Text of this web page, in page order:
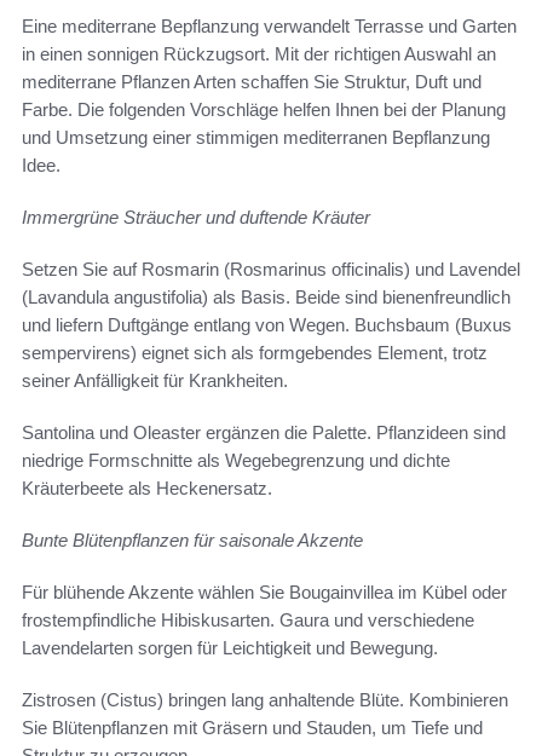
Eine mediterrane Bepflanzung verwandelt Terrasse und Garten
in einen sonnigen Rückzugsort. Mit der richtigen Auswahl an
mediterrane Pflanzen Arten schaffen Sie Struktur, Duft und
Farbe. Die folgenden Vorschläge helfen Ihnen bei der Planung
und Umsetzung einer stimmigen mediterranen Bepflanzung
Idee.
Immergrüne Sträucher und duftende Kräuter
Setzen Sie auf Rosmarin (Rosmarinus officinalis) und Lavendel
(Lavandula angustifolia) als Basis. Beide sind bienenfreundlich
und liefern Duftgänge entlang von Wegen. Buchsbaum (Buxus
sempervirens) eignet sich als formgebendes Element, trotz
seiner Anfälligkeit für Krankheiten.
Santolina und Oleaster ergänzen die Palette. Pflanzideen sind
niedrige Formschnitte als Wegebegrenzung und dichte
Kräuterbeete als Heckenersatz.
Bunte Blütenpflanzen für saisonale Akzente
Für blühende Akzente wählen Sie Bougainvillea im Kübel oder
frostempfindliche Hibiskusarten. Gaura und verschiedene
Lavendelarten sorgen für Leichtigkeit und Bewegung.
Zistrosen (Cistus) bringen lang anhaltende Blüte. Kombinieren
Sie Blütenpflanzen mit Gräsern und Stauden, um Tiefe und